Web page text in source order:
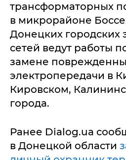
трансформаторных
в микрорайоне
Донецких городских
сетей ведут работы
замене
электропередачи в
Кировском,
города.
Ранее Dialog.ua
в Донецкой области